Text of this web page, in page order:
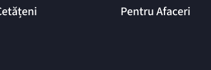
Pentru Afaceri